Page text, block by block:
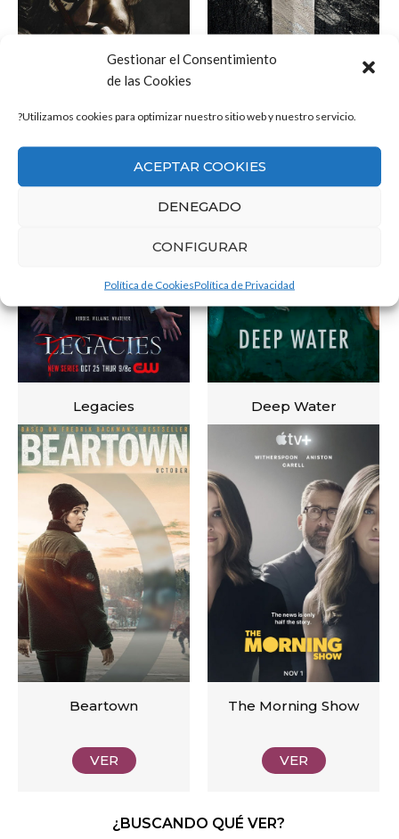
Gestionar el Consentimiento
de las Cookies
?Utilizamos cookies para optimizar nuestro sitio web y nuestro servicio.
ACEPTAR COOKIES
DENEGADO
CONFIGURAR
Política de CookiesPolítica de Privacidad
Legacies
VER
Deep Water
VER
Beartown
VER
The Morning Show
VER
¿BUSCANDO QUÉ VER?